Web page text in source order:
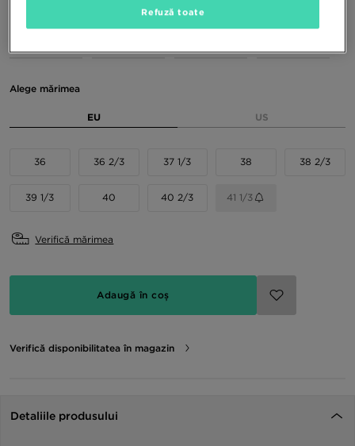
Alege mărimea
EU US
36 36 2/3 37 1/3 38 38 2/3
39 1/3 40 40 2/3 41 1/3
Verifică mărimea
Adaugă în coș
Verifică disponibilitatea în magazin
Detaliile produsului
Refuză toate